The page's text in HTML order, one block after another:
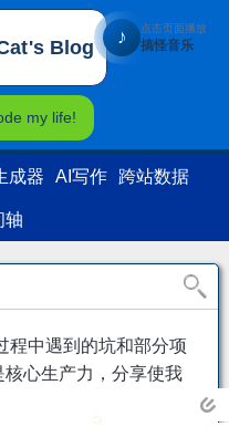
Blog
my life!
成器 AI写作 跨站数据
轴
程中遇到的坑和部分项
心生产力，分享使我
♪ 点击页面播放
搞怪音乐